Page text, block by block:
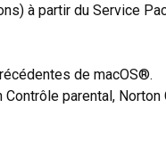
à partir du Service
de macOS®.
parental, Norton